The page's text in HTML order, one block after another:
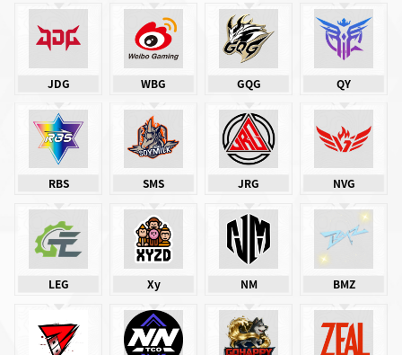
JDG WBG GQG QY
RBS SMS JRG NVG
LEG Xy NM BMZ